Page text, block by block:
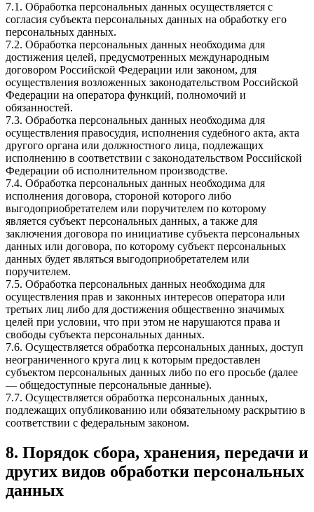
7.1. Обработка персональных данных осуществляется с
согласия субъекта персональных данных на обработку его
персональных данных.
7.2. Обработка персональных данных необходима для
достижения целей, предусмотренных международным
договором Российской Федерации или законом, для
осуществления возложенных законодательством Российской
Федерации на оператора функций, полномочий и
обязанностей.
7.3. Обработка персональных данных необходима для
осуществления правосудия, исполнения судебного акта, акта
другого органа или должностного лица, подлежащих
исполнению в соответствии с законодательством Российской
Федерации об исполнительном производстве.
7.4. Обработка персональных данных необходима для
исполнения договора, стороной которого либо
выгодоприобретателем или поручителем по которому
является субъект персональных данных, а также для
заключения договора по инициативе субъекта персональных
данных или договора, по которому субъект персональных
данных будет являться выгодоприобретателем или
поручителем.
7.5. Обработка персональных данных необходима для
осуществления прав и законных интересов оператора или
третьих лиц либо для достижения общественно значимых
целей при условии, что при этом не нарушаются права и
свободы субъекта персональных данных.
7.6. Осуществляется обработка персональных данных, доступ
неограниченного круга лиц к которым предоставлен
субъектом персональных данных либо по его просьбе (далее
— общедоступные персональные данные).
7.7. Осуществляется обработка персональных данных,
подлежащих опубликованию или обязательному раскрытию в
соответствии с федеральным законом.
8. Порядок сбора, хранения, передачи и
других видов обработки персональных
данных